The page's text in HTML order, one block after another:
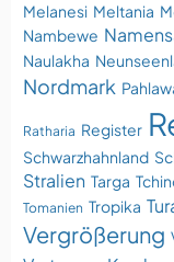
Melanesi Meltania
Nambewe
Naulakha
Nordmark
Ratharia Register
Schwarzhahnland
Stralien Targa
Tomanien Tropika
Vergrößerung